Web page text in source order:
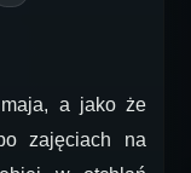
a jako że
zajęciach na